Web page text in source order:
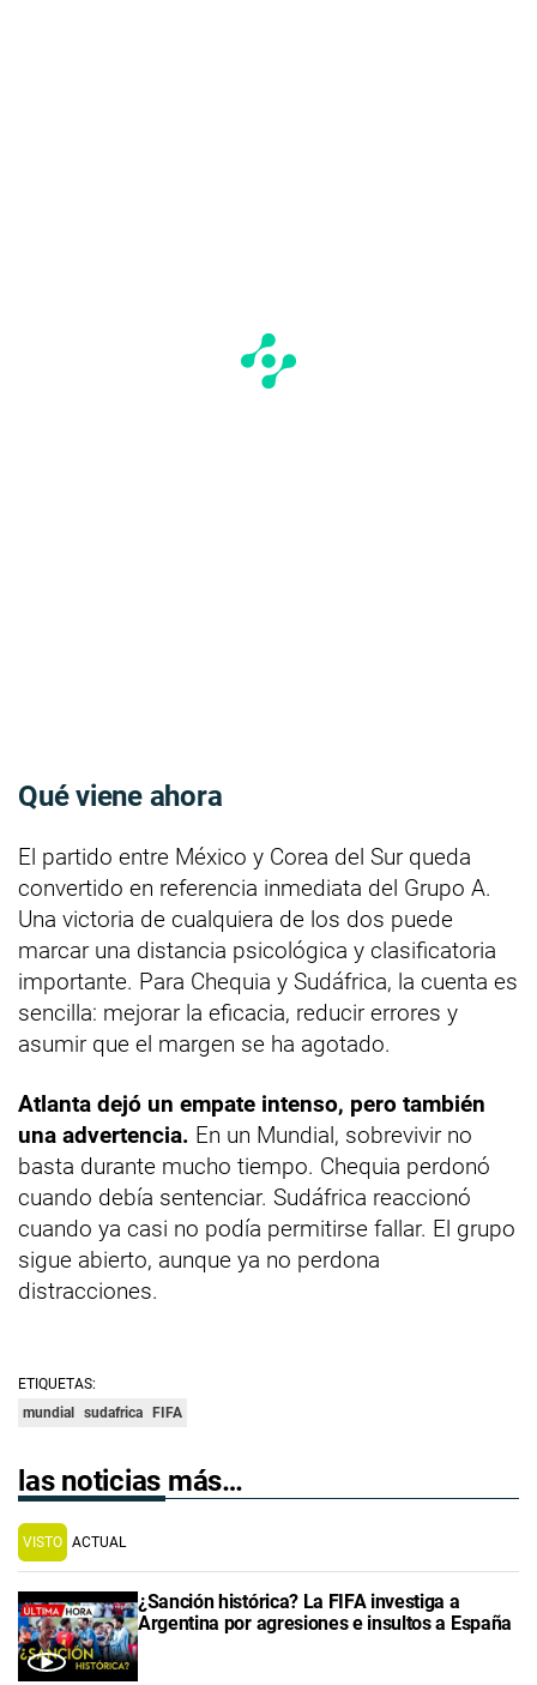
Qué viene ahora
El partido entre México y Corea del Sur queda
convertido en referencia inmediata del Grupo A.
Una victoria de cualquiera de los dos puede
marcar una distancia psicológica y clasificatoria
importante. Para Chequia y Sudáfrica, la cuenta es
sencilla: mejorar la eficacia, reducir errores y
asumir que el margen se ha agotado.
Atlanta dejó un empate intenso, pero también
una advertencia. En un Mundial, sobrevivir no
basta durante mucho tiempo. Chequia perdonó
cuando debía sentenciar. Sudáfrica reaccionó
cuando ya casi no podía permitirse fallar. El grupo
sigue abierto, aunque ya no perdona
distracciones.
ETIQUETAS:
mundial
sudafrica FIFA
las noticias más…
VISTO ACTUAL
¿Sanción histórica? La FIFA investiga a
Argentina por agresiones e insultos a España